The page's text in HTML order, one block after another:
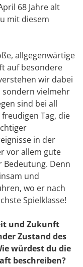
68 Jahre alt
mit diesem
allgegenwärtige
auf besondere
wir dabei
sondern vielmehr
sind bei all
Tag, die
in der
vor allem gute
Denn
und
wo er nach
Spielklasse!
und Zukunft
Zustand des
würdest du die
beschreiben?